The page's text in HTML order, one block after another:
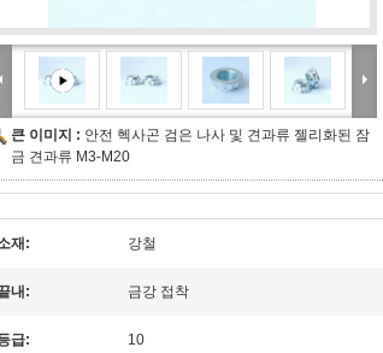
큰 이미지 : 안전 헥사곤 검은 나사 및 견과류 젤리화된 잠
금 견과류 M3-M20
재: 강철
내: 금강 접착
급: 10